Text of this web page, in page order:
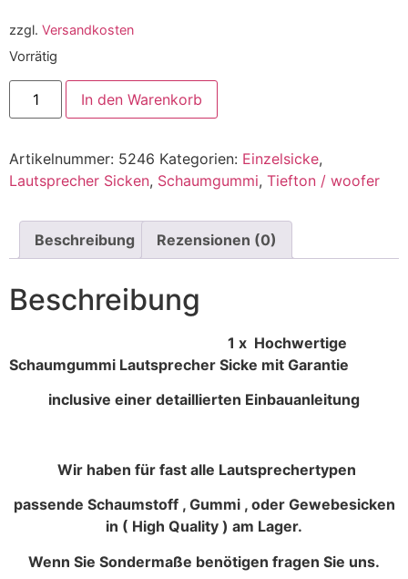
zzgl. Versandkosten
Vorrätig
In den Warenkorb
Artikelnummer: 5246 Kategorien: Einzelsicke,
Lautsprecher Sicken, Schaumgummi, Tiefton / woofer
Beschreibung Rezensionen (0)
Beschreibung
1 x Hochwertige
Schaumgummi Lautsprecher Sicke mit Garantie
inclusive einer detaillierten Einbauanleitung
Wir haben für fast alle Lautsprechertypen
passende Schaumstoff , Gummi , oder Gewebesicken
in ( High Quality ) am Lager.
Wenn Sie Sondermaße benötigen fragen Sie uns.